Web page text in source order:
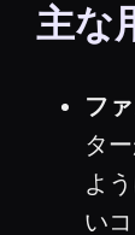
主な
フ
タ
よ
い